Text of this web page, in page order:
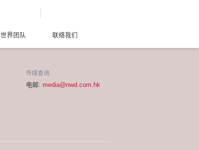
界团队 联络我们
传媒查询
电邮: media@nwd.com.hk